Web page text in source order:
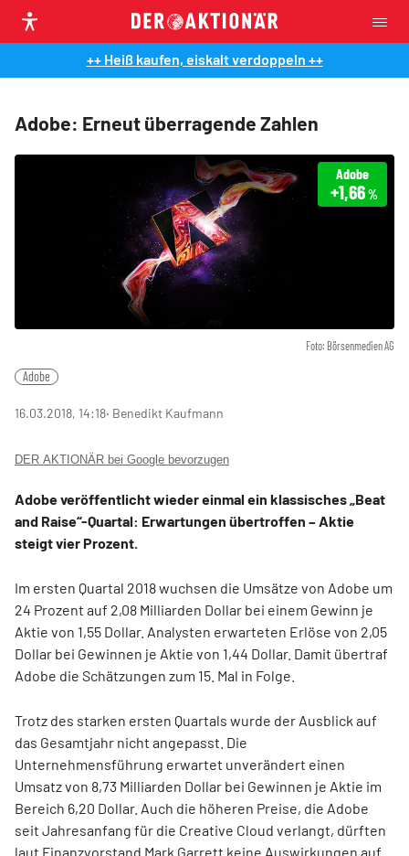
++ Heiß kaufen, eiskalt verdoppeln ++
Adobe: Erneut überragende Zahlen
Foto: Börsenmedien AG
Adobe
+1,66%
Adobe
16.03.2018, 14:18‧ Benedikt Kaufmann
DER AKTIONÄR bei Google bevorzugen
Adobe veröffentlicht wieder einmal ein klassisches „Beat
and Raise“-Quartal: Erwartungen übertroffen – Aktie
steigt vier Prozent.
Im ersten Quartal 2018 wuchsen die Umsätze von Adobe um
24 Prozent auf 2,08 Milliarden Dollar bei einem Gewinn je
Aktie von 1,55 Dollar. Analysten erwarteten Erlöse von 2,05
Dollar bei Gewinnen je Aktie von 1,44 Dollar. Damit übertraf
Adobe die Schätzungen zum 15. Mal in Folge.
Trotz des starken ersten Quartals wurde der Ausblick auf
das Gesamtjahr nicht angepasst. Die
Unternehmensführung erwartet unverändert einen
Umsatz von 8,73 Milliarden Dollar bei Gewinnen je Aktie im
Bereich 6,20 Dollar. Auch die höheren Preise, die Adobe
seit Jahresanfang für die Creative Cloud verlangt, dürften
laut Finanzvorstand Mark Garrett keine Auswirkungen auf